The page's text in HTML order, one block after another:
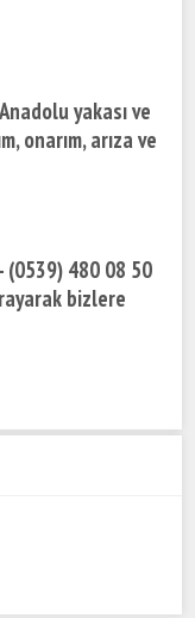
yakası ve
onarım, arıza ve
(0539) 480 08 50
bizlere